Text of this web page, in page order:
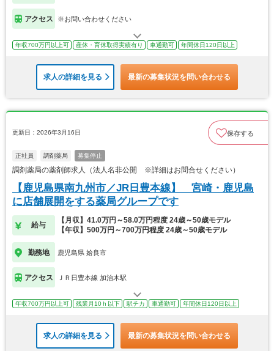
アクセス ※お問い合わせください
年収700万円以上可 産休・育休取得実績有り 車通勤可 年間休日120日以上
求人の詳細を見る 最新の募集状況を問い合わせる
更新日：2026年3月16日 保存する
正社員 調剤薬局 募集停止
調剤薬局の薬剤師求人（法人名非公開 ※詳細はお問合せください）
【鹿児島県南九州市／JR日豊本線】 宮崎・鹿児島
に店舗展開をする薬局グループです
給与
【月収】41.0万円～58.0万円程度 24歳～50歳モデル
【年収】500万円～700万円程度 24歳～50歳モデル
勤務地 鹿児島県 姶良市
アクセス ＪＲ日豊本線 加治木駅
年収700万円以上可 残業月10ｈ以下 駅チカ 車通勤可 年間休日120日以上
求人の詳細を見る 最新の募集状況を問い合わせる